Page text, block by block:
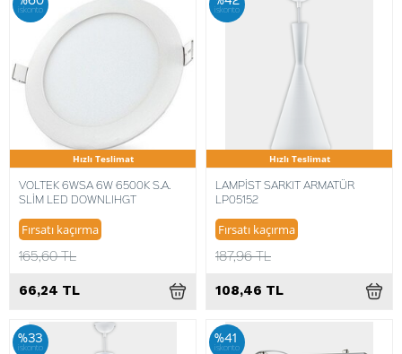
iskonto
Hızlı Teslimat
VOLTEK 6WSA 6W 6500K S.A.
SLİM LED DOWNLIHGT
Fırsatı kaçırma
165,60 TL
66,24 TL
iskonto
Hızlı Teslimat
LAMPİST SARKIT ARMATÜR
LP05152
Fırsatı kaçırma
187,96 TL
108,46 TL
%33
iskonto
%41
iskonto